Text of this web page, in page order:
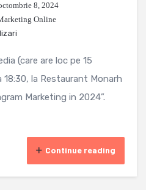
8, 2024
Online
(care are loc pe 15
la Restaurant Monarh
Marketing in 2024”.
Continue reading